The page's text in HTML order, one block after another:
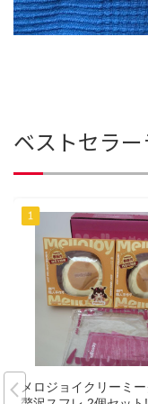
ベストセラ
メロジョイクリーミ